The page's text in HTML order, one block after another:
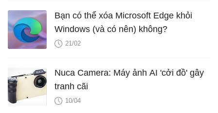
Bạn có thể xóa Microsoft Edge khỏi
Windows (và có nên) không?
21/02
Nuca Camera: Máy ảnh AI 'cởi đồ' gây
tranh cãi
10/04